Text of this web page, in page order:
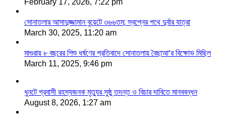
সোনাতলার আসাদুজ্জামান বুয়েটে ৩৬৬তম; স্বপ্নের পথে দুর্বার যাত্রা
March 30, 2025, 11:20 am
মাগুরায় ৮ বছরের শিশু ধর্ষণের প্রতিবাদে সোনাতলায় বৈছাআ’র বিক্ষোভ মিছিল
March 11, 2025, 9:46 pm
ধুনটে প্রবাসী রহস্যজনক মৃত্যুর সুষ্ঠু তদন্ত ও বিচার দাবিতে মানববন্ধন
August 8, 2026, 1:27 am